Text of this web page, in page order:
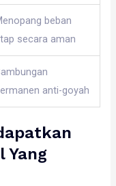
beban
secara aman
anti-goyah
Yang